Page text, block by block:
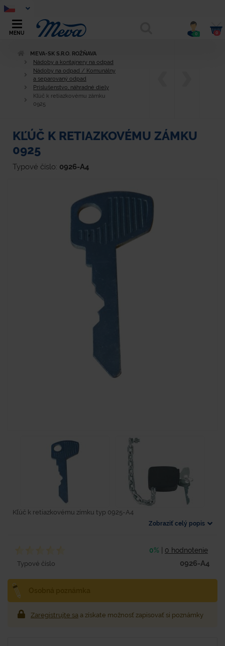
MENU 0 0
MEVA-SK S.R.O. ROŽŇAVA
Nádoby a kontajnery na odpad
Nádoby na odpad / Komunálny
a separovaný odpad
Príslušenstvo, náhradné diely
Kľúč k retiazkovému zámku
0925
KĽÚČ K RETIAZKOVÉMU ZÁMKU
0925
Typové číslo: 0926-A4
Kľúč k retiazkovému zímku typ 0925-A4
Zobraziť celý popis
0% 0 hodnotenie
Typové číslo 0926-A4
Zaregistrujte sa a získate možnosť zapisovať si poznámky